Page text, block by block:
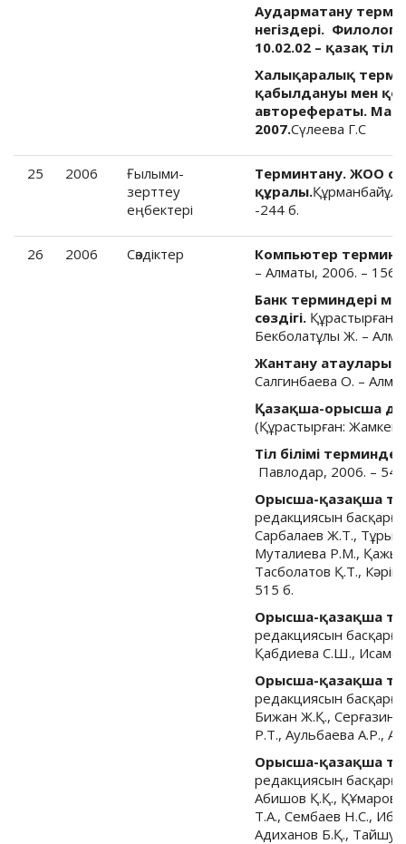
Аударматану
негіздері.
10.02.02 – қазақ
Халықаралық
қабылдануы мен
авторефераты.
2007.Сүлеева Г.С
25 2006
Ғылыми-
зерттеу
еңбектері
Терминтану. ЖОО
құралы.
-244 б.
26 2006 Cөздіктер
Компьютер
– Алматы, 2006. – 156
Банк терминдері
сөздігі.
Бекболатұлы Ж. –
Жантану
Салгинбаева О. –
Қазақша-орысша
(Құрастырған:
Тіл білімі
Павлодар, 2006. –
Орысша-қазақша
редакциясын
Сарбалаев Ж.Т.,
Муталиева Р.М.,
Тасболатов Қ.Т.,
515 б.
Орысша-қазақша
редакциясын
Қабдиева С.Ш.,
Орысша-қазақша
редакциясын
Бижан Ж.Қ.,
Р.Т., Аульбаева А.Р.,
Орысша-қазақша
редакциясын
Абишов Қ.Қ., ҚҰмаров
Т.А., Сембаев Н.С.,
Адиханов Б.Қ.,